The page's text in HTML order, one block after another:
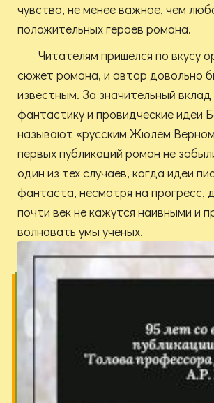
чувство, не менее важное, чем
положительных героев романа.
Читателям пришелся по вкусу
сюжет романа, и автор довольно
известным. За значительный
фантастику и провидческие идеи
называют «русским Жюлем
первых публикаций роман не
один из тех случаев, когда идеи
фантаста, несмотря на прогресс,
почти век не кажутся наивными и
волновать умы ученых.